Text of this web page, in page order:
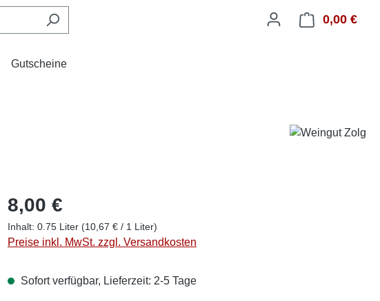
0,00 €
Gutscheine
8,00 €
Inhalt: 0.75 Liter (10,67 € / 1 Liter)
Preise inkl. MwSt. zzgl. Versandkosten
Sofort verfügbar, Lieferzeit: 2-5 Tage